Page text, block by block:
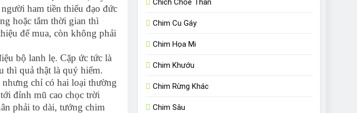
ham tiền thiếu đạo đức
hoặc tắm thời gian thì
để mua, còn không phải
bộ lanh lẹ. Cặp ức tức là
thì quả thật là quý hiếm.
chỉ có hai loại thường
đỉnh mũ cao chọc trời
phải to dài, tướng chim
Chích Chòe Than
Chim Cu Gáy
Chim Họa Mi
Chim Khướu
Chim Rừng Khác
Chim Sâu